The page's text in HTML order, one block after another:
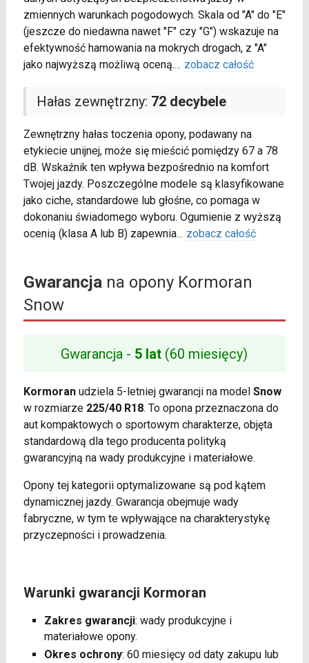
zmiennych warunkach pogodowych. Skala od "A" do "E"
(jeszcze do niedawna nawet "F" czy "G") wskazuje na
efektywność hamowania na mokrych drogach, z "A"
jako najwyższą możliwą oceną.... zobacz całość
Hałas zewnętrzny: 72 decybele
Zewnętrzny hałas toczenia opony, podawany na
etykiecie unijnej, może się mieścić pomiędzy 67 a 78
dB. Wskaźnik ten wpływa bezpośrednio na komfort
Twojej jazdy. Poszczególne modele są klasyfikowane
jako ciche, standardowe lub głośne, co pomaga w
dokonaniu świadomego wyboru. Ogumienie z wyższą
ocenią (klasa A lub B) zapewnia... zobacz całość
Gwarancjana opony Kormoran
Snow
Gwarancja - 5 lat (60 miesięcy)
Kormoranudziela 5-letniej gwarancji na model Snow
w rozmiarze 225/40 R18. To opona przeznaczona do
aut kompaktowych o sportowym charakterze, objęta
standardową dla tego producenta polityką
gwarancyjną na wady produkcyjne i materiałowe.
Opony tej kategorii optymalizowane są pod kątem
dynamicznej jazdy. Gwarancja obejmuje wady
fabryczne, w tym te wpływające na charakterystykę
przyczepności i prowadzenia.
Warunki gwarancji Kormoran
Zakres gwarancji: wady produkcyjne i
materiałowe opony.
Okres ochrony: 60 miesięcy od daty zakupu lub